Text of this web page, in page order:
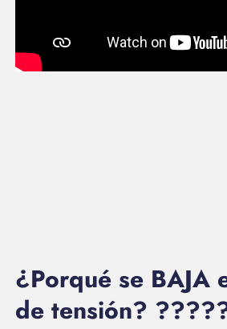
¿Porqué se BAJA
de tensión?